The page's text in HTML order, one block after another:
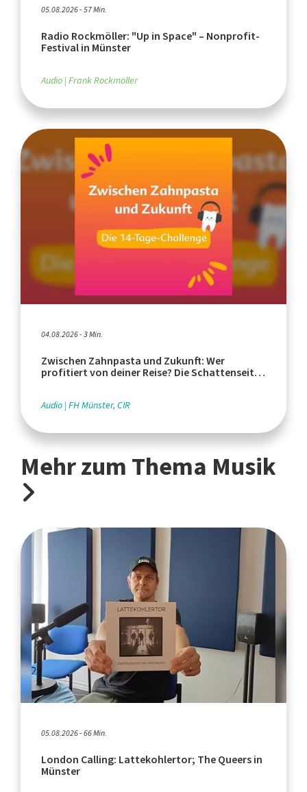
05.08.2026 - 57 Min.
Radio Rockmöller: "Up in Space" – Nonprofit-
Festival in Münster
Audio Frank Rockmöller
04.08.2026 - 3 Min.
Zwischen Zahnpasta und Zukunft: Wer
profitiert von deiner Reise? Die Schattenseiten
Audio FH Münster, CIR
Mehr zum Thema Musik
05.08.2026 - 66 Min.
London Calling: Lattekohlertor; The Queers in
Münster